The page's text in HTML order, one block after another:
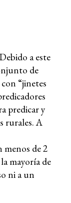
a este
de
“jinetes
predicar y
rurales. A
menos de 2
mayoría de
ni a un